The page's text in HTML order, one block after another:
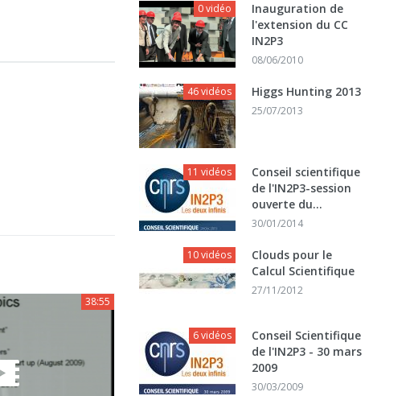
38:55
0 vidéo
Inauguration de
l'extension du CC
IN2P3
08/06/2010
46 vidéos Higgs Hunting 2013
25/07/2013
11 vidéos
Conseil scientifique
de l'IN2P3-session
ouverte du...
30/01/2014
10 vidéos
Clouds pour le
Calcul Scientifique
27/11/2012
6 vidéos
Conseil Scientifique
de l'IN2P3 - 30 mars
2009
30/03/2009